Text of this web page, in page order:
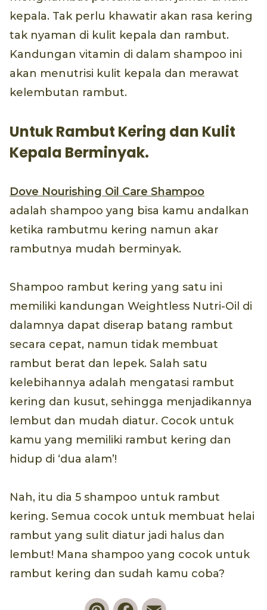
kepala. Tak perlu khawatir akan rasa kering
tak nyaman di kulit kepala dan rambut.
Kandungan vitamin di dalam shampoo ini
akan menutrisi kulit kepala dan merawat
kelembutan rambut.
Untuk Rambut Kering dan Kulit
Kepala Berminyak.
Dove Nourishing Oil Care Shampoo
adalah shampoo yang bisa kamu andalkan
ketika rambutmu kering namun akar
rambutnya mudah berminyak.
Shampoo rambut kering yang satu ini
memiliki kandungan Weightless Nutri-Oil di
dalamnya dapat diserap batang rambut
secara cepat, namun tidak membuat
rambut berat dan lepek. Salah satu
kelebihannya adalah mengatasi rambut
kering dan kusut, sehingga menjadikannya
lembut dan mudah diatur. Cocok untuk
kamu yang memiliki rambut kering dan
hidup di ‘dua alam’!
Nah, itu dia 5 shampoo untuk rambut
kering. Semua cocok untuk membuat helai
rambut yang sulit diatur jadi halus dan
lembut! Mana shampoo yang cocok untuk
rambut kering dan sudah kamu coba?
PinterestFacebook